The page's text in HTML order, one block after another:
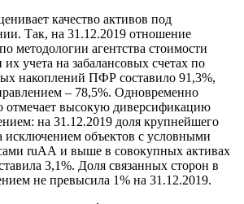
качество активов под
Так, на 31.12.2019 отношение
методологии агентства стоимости
учета на забалансовых счетах по
накоплений ПФР составило 91,3%,
– 78,5%. Одновременно
отмечает высокую диверсификацию
на 31.12.2019 доля крупнейшего
исключением объектов с условными
ruАА и выше в совокупных активах
3,1%. Доля связанных сторон в
не превысила 1% на 31.12.2019.